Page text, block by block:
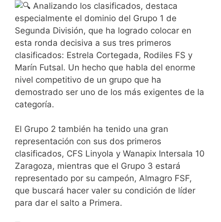
Analizando los clasificados, destaca
especialmente el dominio del Grupo 1 de
Segunda División, que ha logrado colocar en
esta ronda decisiva a sus tres primeros
clasificados: Estrela Cortegada, Rodiles FS y
Marín Futsal. Un hecho que habla del enorme
nivel competitivo de un grupo que ha
demostrado ser uno de los más exigentes de la
categoría.
El Grupo 2 también ha tenido una gran
representación con sus dos primeros
clasificados, CFS Linyola y Wanapix Intersala 10
Zaragoza, mientras que el Grupo 3 estará
representado por su campeón, Almagro FSF,
que buscará hacer valer su condición de líder
para dar el salto a Primera.